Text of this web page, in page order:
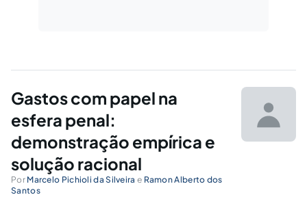
Gastos com papel na
esfera penal:
demonstração empírica e
solução racional
Por Marcelo Pichioli da Silveira e Ramon Alberto dos
Santos